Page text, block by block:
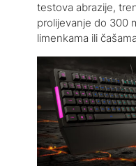
testova abrazije,
prolijevanje do 300
limenkama ili